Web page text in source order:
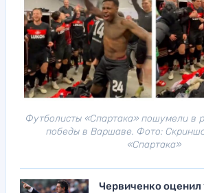
Футболисты «Спартака» пошумели в
победы в Варшаве. Фото:
«Спартака»
Червиченко оценил